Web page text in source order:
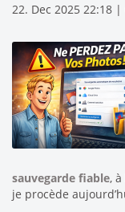
22. Dec 2025 22:18 |
sauvegarde fiable,
je procède